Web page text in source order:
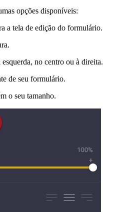
opções disponíveis:
a tela de edição do formulário.
no centro ou à direita.
de seu formulário.
o seu tamanho.